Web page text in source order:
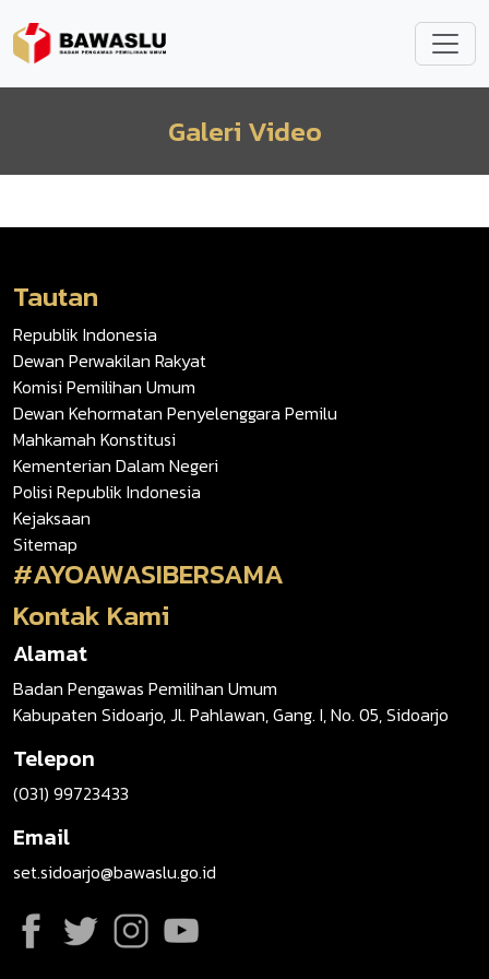
Galeri Video
Tautan
Republik Indonesia
Dewan Perwakilan Rakyat
Komisi Pemilihan Umum
Dewan Kehormatan Penyelenggara Pemilu
Mahkamah Konstitusi
Kementerian Dalam Negeri
Polisi Republik Indonesia
Kejaksaan
Sitemap
#AYOAWASIBERSAMA
Kontak Kami
Alamat
Badan Pengawas Pemilihan Umum
Kabupaten Sidoarjo, Jl. Pahlawan, Gang. I, No. 05, Sidoarjo
Telepon
(031) 99723433
Email
set.sidoarjo@bawaslu.go.id